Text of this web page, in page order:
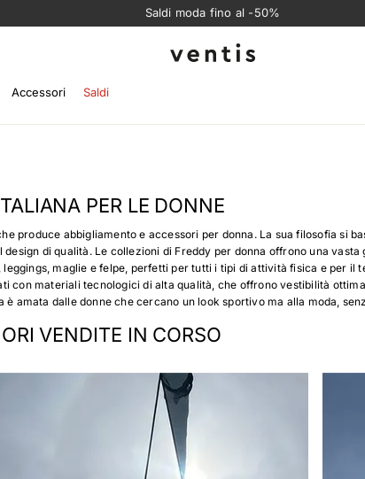
Saldi moda fino al -50%
Ventis
Accessori Saldi
PER LE DONNE
produce abbigliamento e accessori per donna. La sua filosofia si
di qualità. Le collezioni di Freddy per donna offrono una vasta
maglie e felpe, perfetti per tutti i tipi di attività fisica e per il
con materiali tecnologici di alta qualità, che offrono vestibilità
è amata dalle donne che cercano un look sportivo ma alla moda,
VENDITE IN CORSO